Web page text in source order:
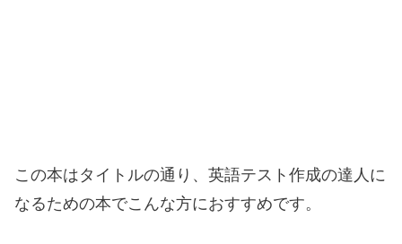
この本はタイトルの通り、英語テスト作成の達人に
なるための本でこんな方におすすめです。